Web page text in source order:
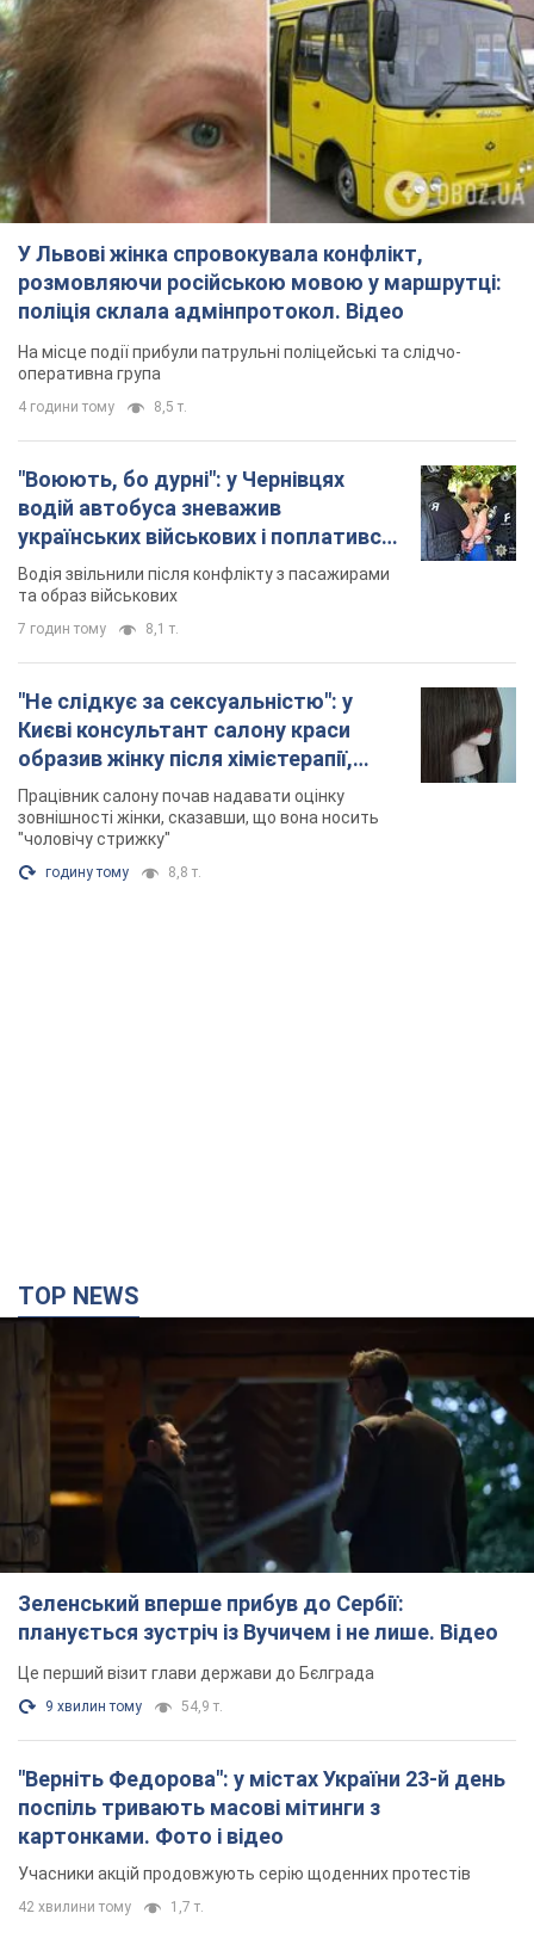
На місце події прибули патрульні поліцейські та слідчо-
оперативна група
4 години тому 8,5 т.
"Воюють, бо дурні": у Чернівцях
водій автобуса зневажив
українських військових і поплатився.
Відео
Водія звільнили після конфлікту з пасажирами
та образ військових
7 годин тому 8,1 т.
"Не слідкує за сексуальністю": у
Києві консультант салону краси
зовнішності жінки, сказавши, що вона носить
"чоловічу стрижку"
годину тому 8,8 т.
планується зустріч із Вучичем і не лише. Відео
"Верніть Федорова": у містах України 23-й день
поспіль тривають масові мітинги з
картонками. Фото і відео
Учасники акцій продовжують серію щоденних протестів
42 хвилини тому 1,7 т.
Сенат США схвалив законопроєкт Грема про
санкції проти Росії: що далі
Документ передбачає нові економічні обмеження
26 хвилин тому 3,8 т.